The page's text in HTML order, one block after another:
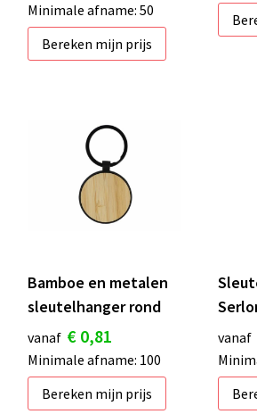
Minimale afname: 50
Bereken mijn prijs
Bamboe en metalen
sleutelhanger rond
vanaf € 0,81
Minimale afname: 100
Bereken mijn prijs
vanaf